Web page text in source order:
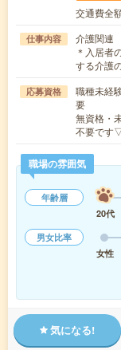
交通費全
仕事内容
介護関連
＊入居者
する介護
応募資格
職種未経
要
無資格・
不要です
職場の雰囲気
年齢層
20代
男女比率
女性
気になる!